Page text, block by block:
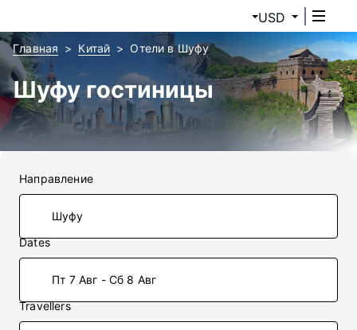
USD
Главная Китай Отели в Шуфу
Шуфу гостиницы
Направление
Dates
Пт 7 Авг - Сб 8 Авг
Travellers